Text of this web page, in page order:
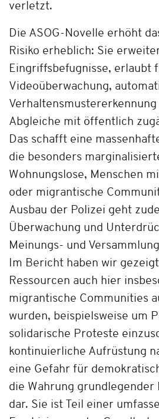
verletzt.
Die ASOG-Novelle erhöht
Risiko erheblich: Sie
Eingriffsbefugnisse, erlaubt
Videoüberwachung,
Abgleiche mit öffentlich
Das schafft eine
die besonders
Wohnungslose, Menschen
oder migrantische
Ausbau der Polizei geht
Überwachung und
Meinungs- und
Im Bericht haben wir
Ressourcen auch hier
migrantische Communities
wurden, beispielsweise um
solidarische Proteste
kontinuierliche Aufrüstung
eine Gefahr für
die Wahrung grundlegender
dar. Sie ist Teil einer